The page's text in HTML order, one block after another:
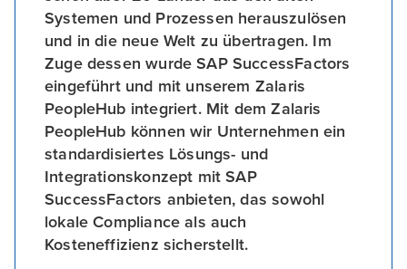
Systemen und Prozessen herauszulösen
und in die neue Welt zu übertragen. Im
Zuge dessen wurde SAP SuccessFactors
eingeführt und mit unserem Zalaris
PeopleHub integriert. Mit dem Zalaris
PeopleHub können wir Unternehmen ein
standardisiertes Lösungs- und
Integrationskonzept mit SAP
SuccessFactors anbieten, das sowohl
lokale Compliance als auch
Kosteneffizienz sicherstellt.